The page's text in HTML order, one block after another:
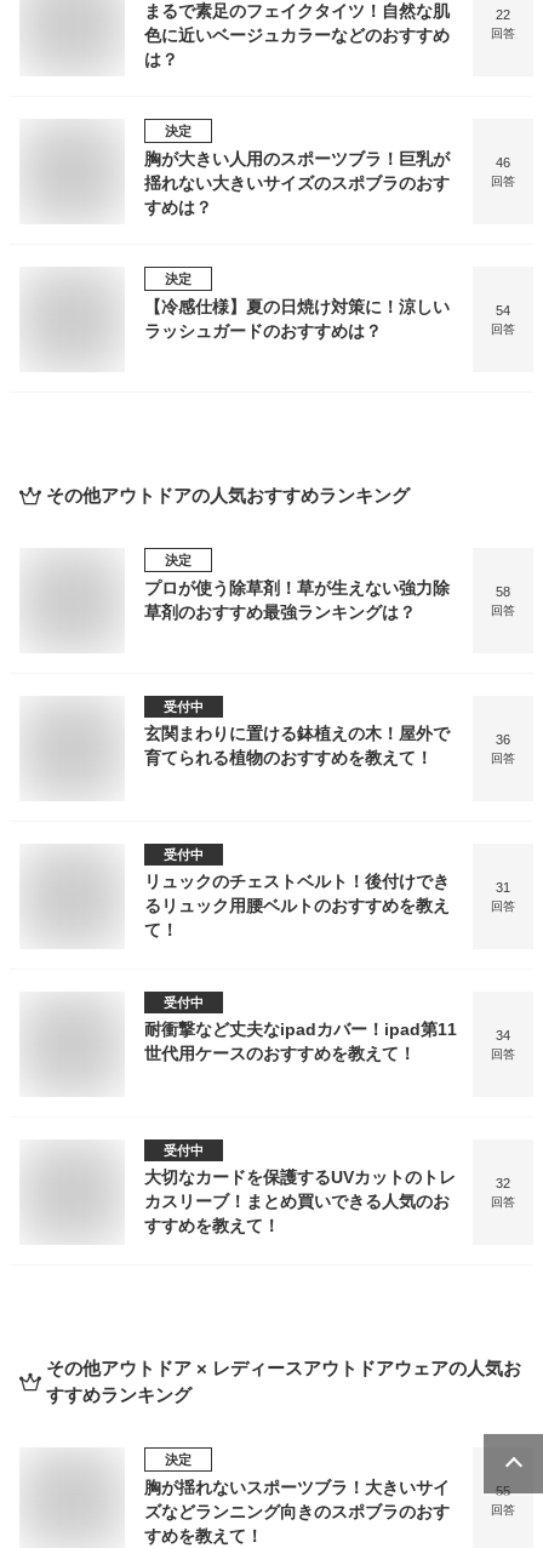
まるで素足のフェイクタイツ！自然な肌
色に近いベージュカラーなどのおすすめ
は？
22
回答
決定
胸が大きい人用のスポーツブラ！巨乳が
揺れない大きいサイズのスポブラのおす
すめは？
46
回答
決定
【冷感仕様】夏の日焼け対策に！涼しい
ラッシュガードのおすすめは？
54
回答
その他アウトドアの人気おすすめランキング
決定
プロが使う除草剤！草が生えない強力除
草剤のおすすめ最強ランキングは？
58
回答
受付中
玄関まわりに置ける鉢植えの木！屋外で
育てられる植物のおすすめを教えて！
36
回答
受付中
リュックのチェストベルト！後付けでき
るリュック用腰ベルトのおすすめを教え
て！
31
回答
受付中
耐衝撃など丈夫なipadカバー！ipad第11
世代用ケースのおすすめを教えて！
34
回答
受付中
大切なカードを保護するUVカットのトレ
カスリーブ！まとめ買いできる人気のお
すすめを教えて！
32
回答
その他アウトドア × レディースアウトドアウェアの人気お
すすめランキング
決定
胸が揺れないスポーツブラ！大きいサイ
ズなどランニング向きのスポブラのおす
すめを教えて！
55
回答